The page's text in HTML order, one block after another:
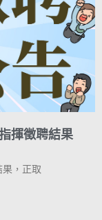
揮徵聘結果
，正取